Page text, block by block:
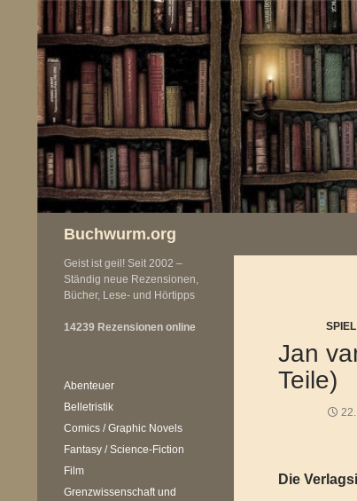
springen
Buchwurm.org
SPIEL
Jan
Teile)
Die
Geist ist geil! Seit 2002 –
Ständig neue Rezensionen,
Bücher, Lese- und Hörtipps
14239 Rezensionen online
Abenteuer
Belletristik
Comics / Graphic Novels
Fantasy / Science-Fiction
Film
Grenzwissenschaft und